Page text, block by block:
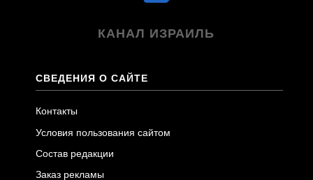
КАНАЛ ИЗРАИЛЬ
СВЕДЕНИЯ О САЙТЕ
Контакты
Условия пользования сайтом
Состав редакции
Заказ рекламы